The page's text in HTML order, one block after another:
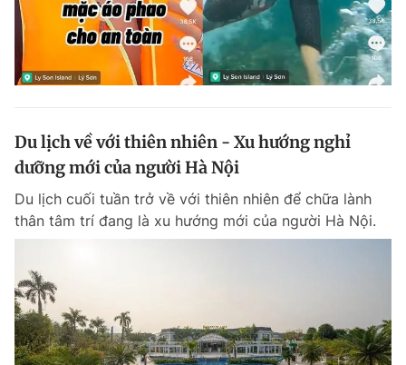
Du lịch về với thiên nhiên - Xu hướng nghỉ
dưỡng mới của người Hà Nội
Du lịch cuối tuần trở về với thiên nhiên để chữa lành
thân tâm trí đang là xu hướng mới của người Hà Nội.